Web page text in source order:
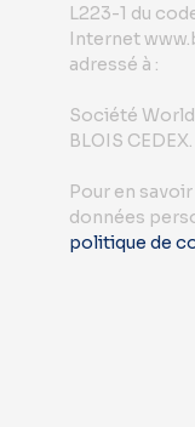
L223-1 du
Internet
adressé à :
Société
BLOIS CEDEX.
Pour en
données
politique de